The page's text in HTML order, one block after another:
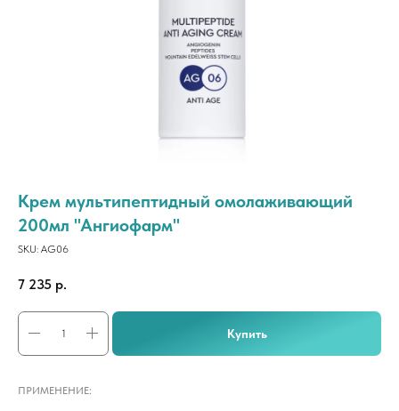
Крем мультипептидный омолаживающий
200мл "Ангиофарм"
SKU: AG06
7 235 р.
Купить
ПРИМЕНЕНИЕ: